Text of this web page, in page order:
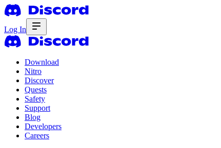
Log In
Download
Nitro
Discover
Quests
Safety
Support
Blog
Developers
Careers